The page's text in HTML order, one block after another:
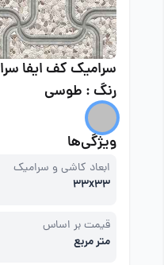
سرامیک کف ایفا
رنگ : طوسی
ویژگی‌ها
ابعاد کاشی و سرامیک
33x33
قیمت بر اساس
متر مربع